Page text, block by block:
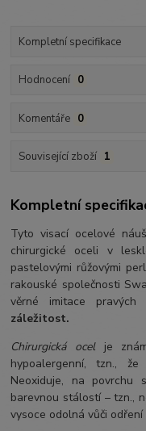
Kompletní specifikace
Hodnocení 0
Komentáře 0
Související zboží 1
Kompletní
Tyto visací ocelové
chirurgické oceli v
pastelovými růžovými
rakouské společnosti
věrné imitace pravých
záležitost.
Chirurgická ocelje
hypoalergenní, tzn.,
Neoxiduje, na povrchu
barevnou stálostí – tzn.,
vysoce odolná vůči odření